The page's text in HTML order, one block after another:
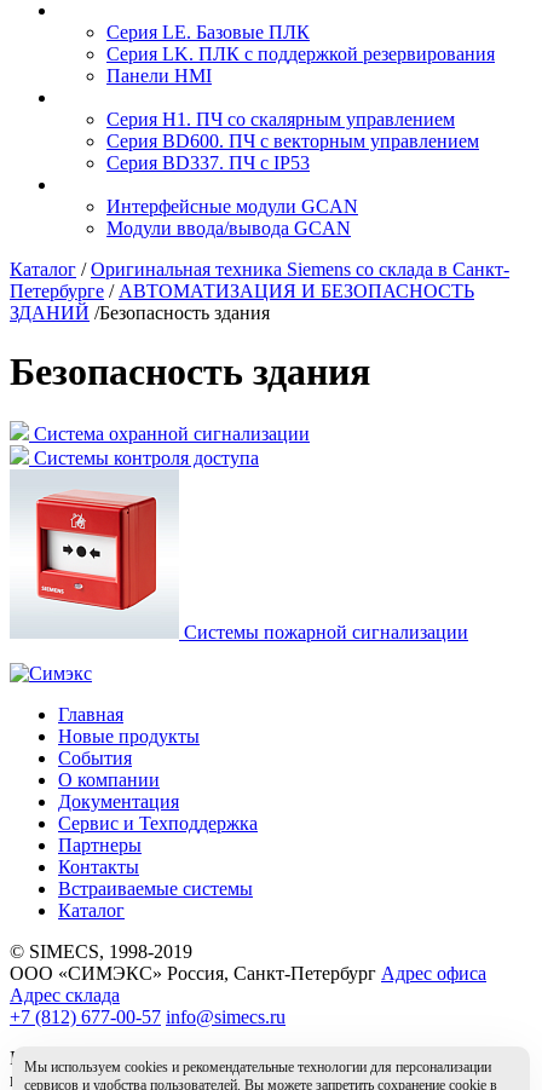
Серия LE. Базовые ПЛК
Серия LK. ПЛК с поддержкой резервирования
Панели HMI
Серия H1. ПЧ со скалярным управлением
Серия BD600. ПЧ с векторным управлением
Серия BD337. ПЧ с IP53
Интерфейсные модули GCAN
Модули ввода/вывода GCAN
Каталог / Оригинальная техника Siemens со склада в Санкт-
Петербурге / АВТОМАТИЗАЦИЯ И БЕЗОПАСНОСТЬ
ЗДАНИЙ /Безопасность здания
Безопасность здания
Система охранной сигнализации
Системы контроля доступа
Системы пожарной сигнализации
Главная
Новые продукты
События
О компании
Документация
Сервис и Техподдержка
Партнеры
Контакты
Встраиваемые системы
Каталог
© SIMECS, 1998-2019
ООО «СИМЭКС» Россия, Санкт-Петербург Адрес офиса
Адрес склада
+7 (812) 677-00-57 info@simecs.ru
Вся информация на данном сайте носит справочный характер
и не является публичной офертой.
Мы используем cookies и рекомендательные технологии для персонализации
сервисов и удобства пользователей. Вы можете запретить сохранение cookie в